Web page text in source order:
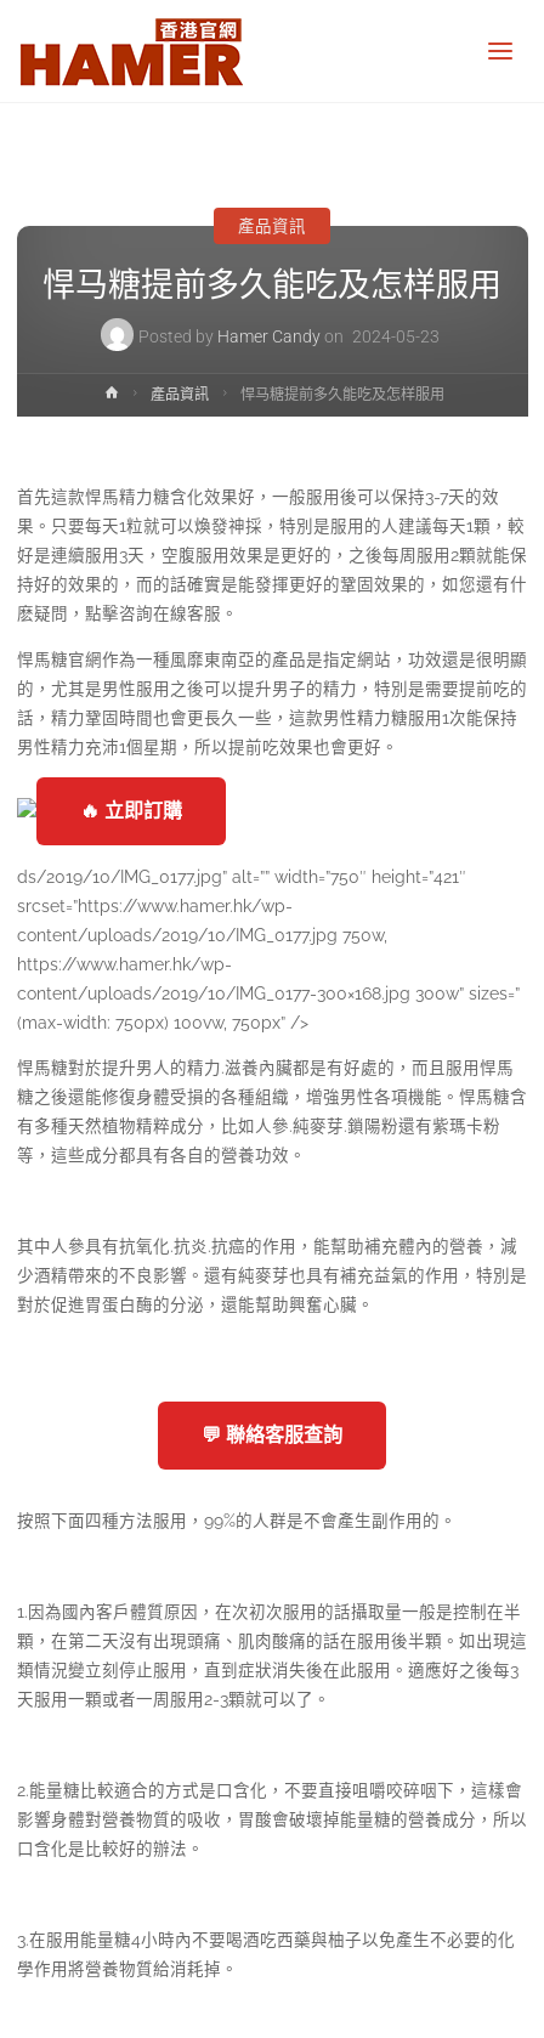
Candy
Hong
Kong
official
website
悍马糖提前多久能吃及怎样服用
Posted by Hamer Candy on 2024-05-23
產品資訊
Home產品資訊 悍马糖提前多久能吃及怎样服用
首先這款悍馬精力糖含化效果好，一般服用後可以保持3-7天的效
果。只要每天1粒就可以煥發神採，特別是服用的人建議每天1顆，較
好是連續服用3天，空腹服用效果是更好的，之後每周服用2顆就能保
持好的效果的，而的話確實是能發揮更好的鞏固效果的，如您還有什
麽疑問，點擊咨詢在線客服。
悍馬糖官網作為一種風靡東南亞的產品是指定網站，功效還是很明顯
的，尤其是男性服用之後可以提升男子的精力，特別是需要提前吃的
話，精力鞏固時間也會更長久一些，這款男性精力糖服用1次能保持
男性精力充沛1個星期，所以提前吃效果也會更好。
🔥 立即訂購
ds/2019/10/IMG_0177.jpg” alt=”” width=”750″ height=”421″
srcset=”https://www.hamer.hk/wp-
content/uploads/2019/10/IMG_0177.jpg 750w,
https://www.hamer.hk/wp-
content/uploads/2019/10/IMG_0177-300×168.jpg 300w” sizes=”
(max-width: 750px) 100vw, 750px” />
悍馬糖對於提升男人的精力.滋養內臟都是有好處的，而且服用悍馬
糖之後還能修復身體受損的各種組織，增強男性各項機能。悍馬糖含
有多種天然植物精粹成分，比如人參.純麥芽.鎖陽粉還有紫瑪卡粉
等，這些成分都具有各自的營養功效。
其中人參具有抗氧化.抗炎.抗癌的作用，能幫助補充體內的營養，減
少酒精帶來的不良影響。還有純麥芽也具有補充益氣的作用，特別是
對於促進胃蛋白酶的分泌，還能幫助興奮心臟。
💬 聯絡客服查詢
按照下面四種方法服用，99%的人群是不會產生副作用的。
1.因為國內客戶體質原因，在次初次服用的話攝取量一般是控制在半
顆，在第二天沒有出現頭痛、肌肉酸痛的話在服用後半顆。如出現這
類情況變立刻停止服用，直到症狀消失後在此服用。適應好之後每3
天服用一顆或者一周服用2-3顆就可以了。
2.能量糖比較適合的方式是口含化，不要直接咀嚼咬碎咽下，這樣會
影響身體對營養物質的吸收，胃酸會破壞掉能量糖的營養成分，所以
口含化是比較好的辦法。
3.在服用能量糖4小時內不要喝酒吃西藥與柚子以免產生不必要的化
學作用將營養物質給消耗掉。